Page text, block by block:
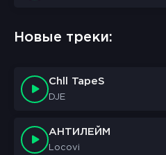
Новые треки:
Chll TapeS
DJE
АНТИЛЕЙМ
Locovi